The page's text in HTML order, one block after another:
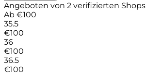
Angeboten von 2 verifizierten Shops
Ab €100
35.5
€100
36
€100
36.5
€100